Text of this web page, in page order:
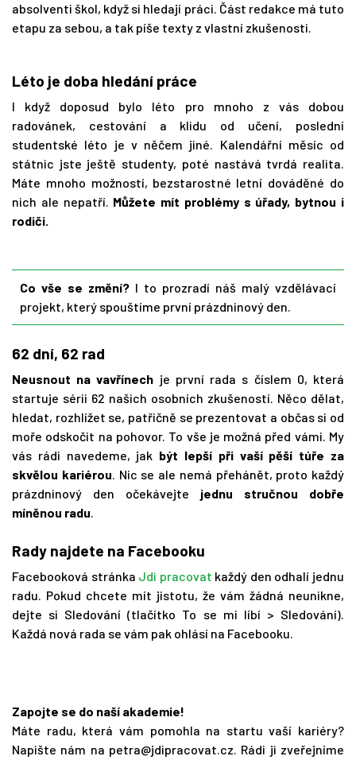
absolventi škol, když si hledají práci. Část redakce má tuto
etapu za sebou, a tak píše texty z vlastní zkušenosti.
Léto je doba hledání práce
I když doposud bylo léto pro mnoho z vás dobou
radovánek, cestování a klidu od učení, poslední
studentské léto je v něčem jiné. Kalendářní měsíc od
státnic jste ještě studenty, poté nastává tvrdá realita.
Máte mnoho možností, bezstarostné letní dováděné do
nich ale nepatří. Můžete mít problémy s úřady, bytnou i
rodiči.
Co vše se změní? I to prozradí náš malý vzdělávací
projekt, který spouštíme první prázdninový den.
62 dní, 62 rad
Neusnout na vavřínech je první rada s číslem 0, která
startuje sérii 62 našich osobních zkušeností. Něco dělat,
hledat, rozhlížet se, patřičně se prezentovat a občas si od
moře odskočit na pohovor. To vše je možná před vámi. My
vás rádi navedeme, jak být lepší při vaší pěší túře za
skvělou kariérou. Nic se ale nemá přehánět, proto každý
prázdninový den očekávejte jednu stručnou dobře
míněnou radu.
Rady najdete na Facebooku
Facebooková stránka Jdi pracovat každý den odhalí jednu
radu. Pokud chcete mít jistotu, že vám žádná neunikne,
dejte si Sledování (tlačítko To se mi líbí > Sledování).
Každá nová rada se vám pak ohlásí na Facebooku.
Zapojte se do naší akademie!
Máte radu, která vám pomohla na startu vaší kariéry?
Napište nám na petra@jdipracovat.cz. Rádi ji zveřejníme